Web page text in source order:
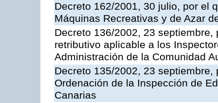
Decreto 162/2001, 30 julio, por el
Máquinas Recreativas y de Azar
Decreto 136/2002, 23
retributivo aplicable a los
Administración de la Comunidad
Decreto 135/2002, 23
Ordenación de la Inspección de
Canarias